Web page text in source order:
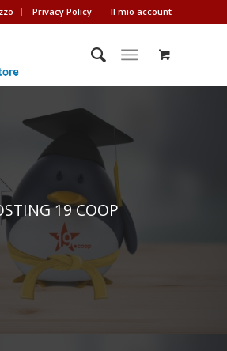
Privacy Policy Il mio account
19 COOP